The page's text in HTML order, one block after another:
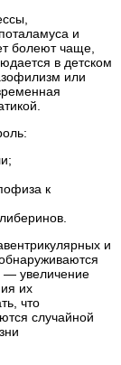
и
болеют чаще,
в детском
или
к
и
— увеличение
их
что
случайной